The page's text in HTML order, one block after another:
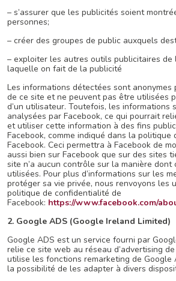
– s’assurer que les publicités soient
personnes;
– créer des groupes de public auxquels
– exploiter les autres outils publicitaires
laquelle on fait de la publicité
Les informations détectées sont anonymes
de ce site et ne peuvent pas être utilisées
d’un utilisateur. Toutefois, les informations
analysées par Facebook, ce qui pourrait
et utiliser cette information à des fins
Facebook, comme indiqué dans la
Facebook. Ceci permettra à Facebook de
aussi bien sur Facebook que sur des sites
site n’a aucun contrôle sur la manière dont
utilisées. Pour plus d’informations sur les
protéger sa vie privée, nous renvoyons les
politique de confidentialité de
Facebook: https://www.facebook.com/
2. Google ADS (Google Ireland Limited)
Google ADS est un service fourni par
relie ce site web au réseau d’advertising
utilise les fonctions remarketing de Google
la possibilité de les adapter à divers